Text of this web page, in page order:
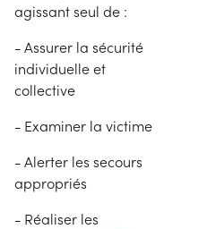
agissant seul de :
- Assurer la sécurité
individuelle et
collective
- Examiner la victime
- Alerter les secours
appropriés
- Réaliser les